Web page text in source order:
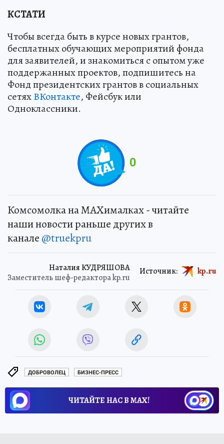
КСТАТИ
Чтобы всегда быть в курсе новых грантов,
бесплатных обучающих мероприятий фонда
для заявителей, и знакомиться с опытом уже
поддержанных проектов, подпишитесь на
Фонд президентских грантов в социальных
сетяхВКонтакте, Фейсбук или
Одноклассники.
0
Комсомолка на MAXималках - читайте
наши новости раньше других в
канале @truekpru
Наталия КУДРЯШОВА
Заместитель шеф-редактора kp.ru
Источник: kp.ru
ДОБРОВОЛЕЦ БИЗНЕС-ПРЕСС
ЧИТАЙТЕ НАС В МАХ!